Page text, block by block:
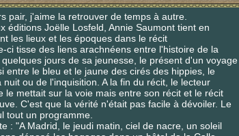
pair, j'aime la retrouver de temps à autre.
éditions Joëlle Losfeld, Annie Saumont tient en
les lieux et les époques dans le récit
ci tisse des liens arachnéens entre l'histoire de la
jours de sa jeunesse, le présent d'un voyage
entre le bleu et le jaune des cirés des hippies, le
ou de l'inquisition. A la fin du récit, le lecteur
le mettait sur la voie mais entre son récit et le récit
C'est que la vérité n'était pas facile à dévoiler. Le
tout un programme.
: "A Madrid, le jeudi matin, ciel de nacre, un soleil